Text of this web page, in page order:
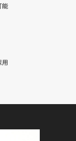
能
用